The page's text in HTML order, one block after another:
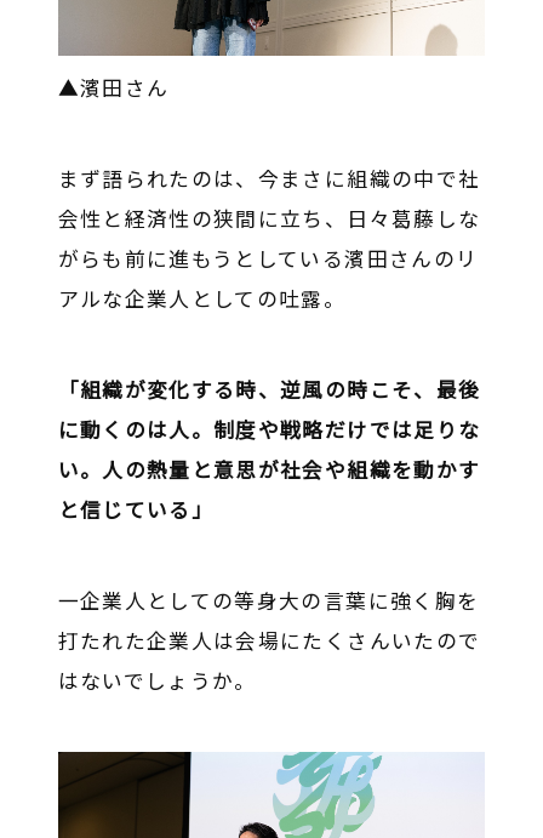
▲濱田さん
まず語られたのは、今まさに組織の中で社
会性と経済性の狭間に立ち、日々葛藤しな
がらも前に進もうとしている濱田さんのリ
アルな企業人としての吐露。
「組織が変化する時、逆風の時こそ、最後
に動くのは人。制度や戦略だけでは足りな
い。人の熱量と意思が社会や組織を動かす
と信じている」
一企業人としての等身大の言葉に強く胸を
打たれた企業人は会場にたくさんいたので
はないでしょうか。